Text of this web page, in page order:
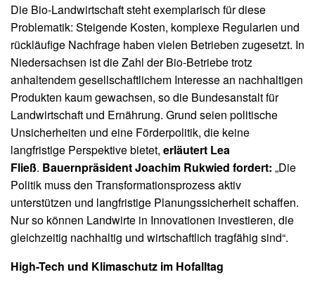
Die Bio-Landwirtschaft steht exemplarisch für diese
Problematik: Steigende Kosten, komplexe Regularien und
rückläufige Nachfrage haben vielen Betrieben zugesetzt. In
Niedersachsen ist die Zahl der Bio-Betriebe trotz
anhaltendem gesellschaftlichem Interesse an nachhaltigen
Produkten kaum gewachsen, so die Bundesanstalt für
Landwirtschaft und Ernährung. Grund seien politische
Unsicherheiten und eine Förderpolitik, die keine
langfristige Perspektive bietet, erläutert Lea
Fließ. Bauernpräsident Joachim Rukwied fordert: „Die
Politik muss den Transformationsprozess aktiv
unterstützen und langfristige Planungssicherheit schaffen.
Nur so können Landwirte in Innovationen investieren, die
gleichzeitig nachhaltig und wirtschaftlich tragfähig sind“.
High-Tech und Klimaschutz im Hofalltag